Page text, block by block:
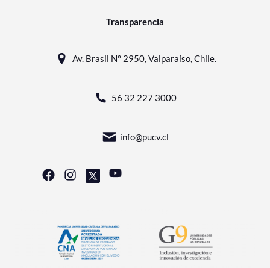
Transparencia
Av. Brasil N° 2950, Valparaíso, Chile.
56 32 227 3000
info@pucv.cl